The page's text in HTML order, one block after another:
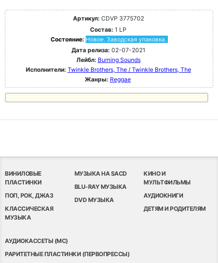
Артикул: CDVP 3775702
Состав: 1 LP
Состояние: Новое. Заводская упаковка.
Дата релиза: 02-07-2021
Лейбл: Burning Sounds
Исполнители: Twinkle Brothers, The / Twinkle Brothers, The
Жанры: Reggae
ВИНИЛОВЫЕ
ПЛАСТИНКИ
ПОП, РОК, ДЖАЗ
КЛАССИЧЕСКАЯ
МУЗЫКА
МУЗЫКА НА SACD
BLU-RAY МУЗЫКА
DVD МУЗЫКА
КИНО И
МУЛЬТФИЛЬМЫ
АУДИОКНИГИ
ДЕТЯМ И РОДИТЕЛЯМ
АУДИОКАССЕТЫ (MC)
РАРИТЕТНЫЕ ПЛАСТИНКИ (ПЕРВОПРЕССЫ)